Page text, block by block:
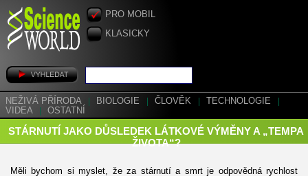
PRO MOBIL
KLASICKY
NEŽIVÁ PŘÍRODA BIOLOGIE ČLOVĚK TECHNOLOGIE
VIDEA
OSTATNÍ
STÁRNUTÍ JAKO DŮSLEDEK LÁTKOVÉ VÝMĚNY A „TEMPA
ŽIVOTA“?
Měli bychom si myslet, že za stárnutí a smrt je odpovědná rychlost